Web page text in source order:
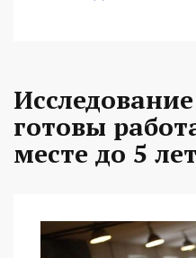
готовы
месте до 5 лет